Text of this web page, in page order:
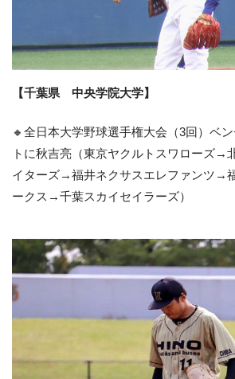
【千葉県 中央学院大学】
🔸全日本大学野球選手権大会（3回）ベ
トに秋吉亮（東京ヤクルトスワローズ→
イターズ→福井ネクサスエレファンツ→
ークス→千葉スカイセイラーズ）